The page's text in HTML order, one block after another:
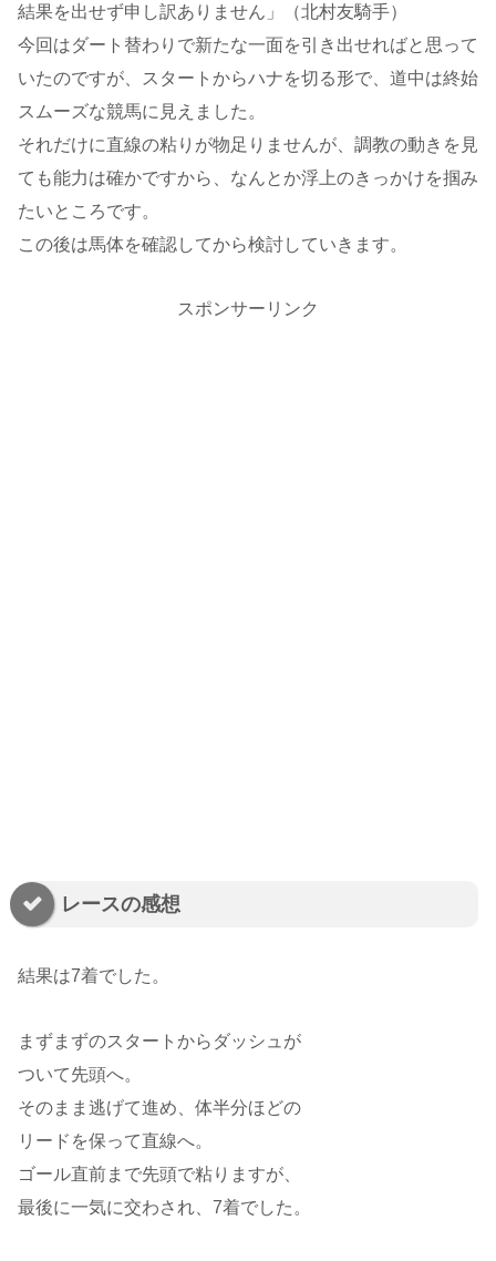
結果を出せず申し訳ありません」（北村友騎手）
今回はダート替わりで新たな一面を引き出せればと思って
いたのですが、スタートからハナを切る形で、道中は終始
スムーズな競馬に見えました。
それだけに直線の粘りが物足りませんが、調教の動きを見
ても能力は確かですから、なんとか浮上のきっかけを掴み
たいところです。
この後は馬体を確認してから検討していきます。
スポンサーリンク
レースの感想
結果は7着でした。
まずまずのスタートからダッシュが
ついて先頭へ。
そのまま逃げて進め、体半分ほどの
リードを保って直線へ。
ゴール直前まで先頭で粘りますが、
最後に一気に交わされ、7着でした。